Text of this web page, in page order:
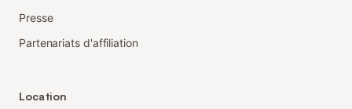
Presse
Partenariats d'affiliation
Location